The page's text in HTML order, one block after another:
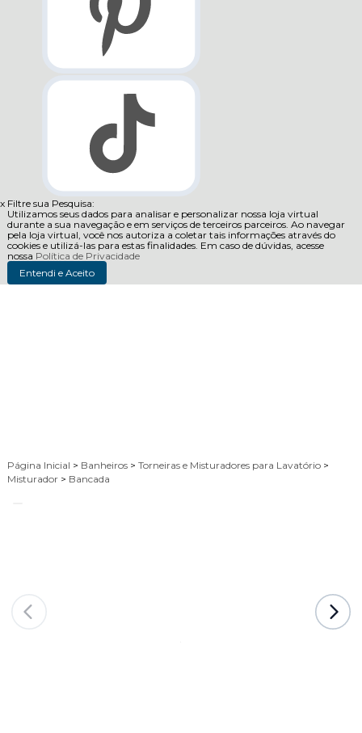
x Filtre sua Pesquisa:
Utilizamos seus dados para analisar e personalizar nossa loja virtual
durante a sua navegação e em serviços de terceiros parceiros. Ao navegar
pela loja virtual, você nos autoriza a coletar tais informações através do
cookies e utilizá-las para estas finalidades. Em caso de dúvidas, acesse
nossa Política de Privacidade
Entendi e Aceito
Página Inicial > Banheiros > Torneiras e Misturadores para Lavatório >
Misturador > Bancada